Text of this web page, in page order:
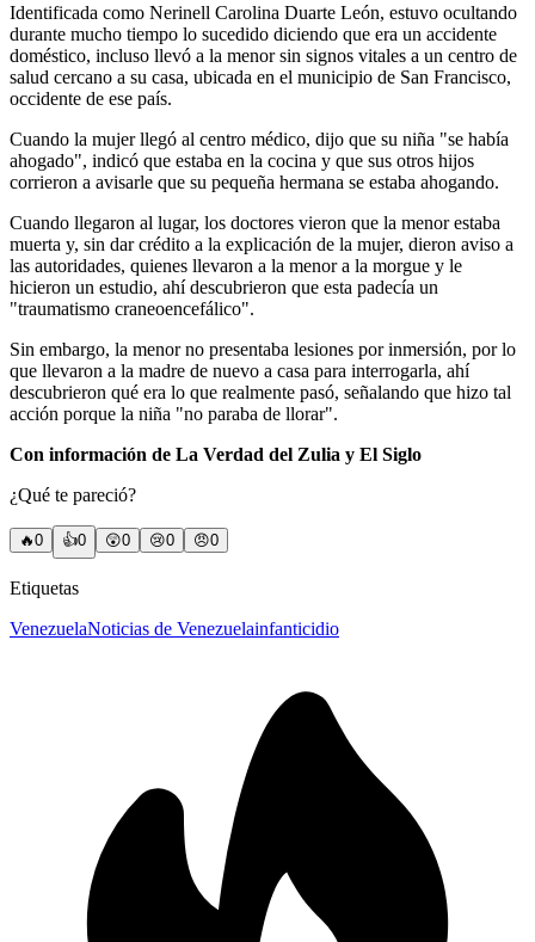
Identificada como Nerinell Carolina Duarte León, estuvo ocultando
durante mucho tiempo lo sucedido diciendo que era un accidente
doméstico, incluso llevó a la menor sin signos vitales a un centro de
salud cercano a su casa, ubicada en el municipio de San Francisco,
occidente de ese país.
Cuando la mujer llegó al centro médico, dijo que su niña "se había
ahogado", indicó que estaba en la cocina y que sus otros hijos
corrieron a avisarle que su pequeña hermana se estaba ahogando.
Cuando llegaron al lugar, los doctores vieron que la menor estaba
muerta y, sin dar crédito a la explicación de la mujer, dieron aviso a
las autoridades, quienes llevaron a la menor a la morgue y le
hicieron un estudio, ahí descubrieron que esta padecía un
"traumatismo craneoencefálico".
Sin embargo, la menor no presentaba lesiones por inmersión, por lo
que llevaron a la madre de nuevo a casa para interrogarla, ahí
descubrieron qué era lo que realmente pasó, señalando que hizo tal
acción porque la niña "no paraba de llorar".
Con información de La Verdad del Zulia y El Siglo
¿Qué te pareció?
🔥0 👍0 😲0 😢0 😠0
Etiquetas
VenezuelaNoticias de Venezuelainfanticidio